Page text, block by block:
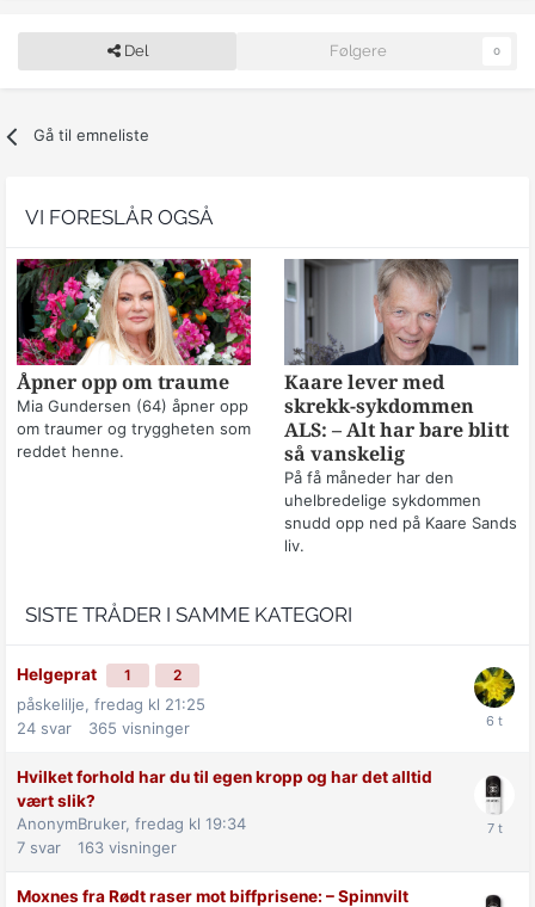
Del Følgere 0
Gå til emneliste
VI FORESLÅR OGSÅ
Åpner opp om traume
Mia Gundersen (64) åpner opp
om traumer og tryggheten som
reddet henne.
Kaare lever med
skrekk-sykdommen
ALS: – Alt har bare blitt
så vanskelig
På få måneder har den
uhelbredelige sykdommen
snudd opp ned på Kaare Sands
liv.
SISTE TRÅDER I SAMME KATEGORI
Helgeprat 1 2
påskelilje, fredag kl 21:25
24 svar 365 visninger
Hvilket forhold har du til egen kropp og har det alltid
vært slik?
AnonymBruker, fredag kl 19:34
7 svar 163 visninger
Moxnes fra Rødt raser mot biff­prisene: –⁠ Spinnvilt